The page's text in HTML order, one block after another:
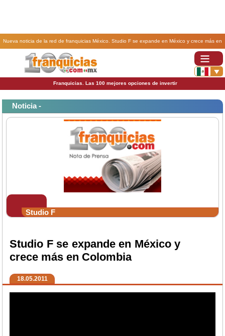
Nueva noticia de la red de franquicias México. Studio F se expande en México y crece más en
Franquicias. Las 100 mejores opciones de invertir
Noticia -
Studio F
Studio F se expande en México y
crece más en Colombia
18.05.2011